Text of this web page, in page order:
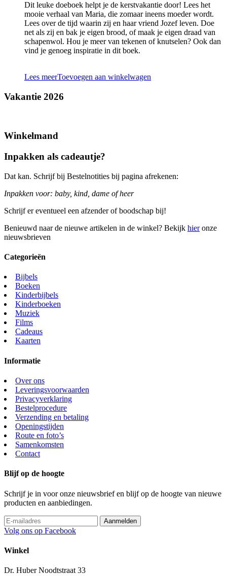
Dit leuke doeboek helpt je de kerstvakantie door! Lees het
mooie verhaal van Maria, die zomaar ineens moeder wordt.
Lees over de tijd waarin zij en haar vriend Jozef leven. Doe
net als zij en bak je eigen brood, of maak je eigen draad van
schapenwol. Hou je meer van tekenen of knutselen? Ook dan
vind je genoeg inspiratie in dit boek.
Lees meerToevoegen aan winkelwagen
Vakantie 2026
Winkelmand
Inpakken als cadeautje?
Dat kan. Schrijf bij Bestelnotities bij pagina afrekenen:
Inpakken voor: baby, kind, dame of heer
Schrijf er eventueel een afzender of boodschap bij!
Benieuwd naar de nieuwe artikelen in de winkel? Bekijk hieronze
nieuwsbrieven
Categorieën
Bijbels
Boeken
Kinderbijbels
Kinderboeken
Muziek
Films
Cadeaus
Kaarten
Informatie
Over ons
Leveringsvoorwaarden
Privacyverklaring
Bestelprocedure
Verzending en betaling
Openingstijden
Route en foto’s
Samenkomsten
Contact
Blijf op de hoogte
Schrijf je in voor onze nieuwsbrief en blijf op de hoogte van nieuwe
producten en aanbiedingen.
Volg ons op Facebook
Winkel
Dr. Huber Noodtstraat 33